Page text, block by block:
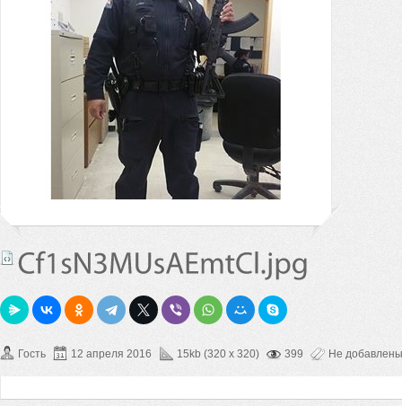
Гость 12 апреля 2016 15kb (320 x 320) 399 Не добавлены